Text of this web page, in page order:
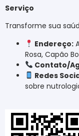
Serviço
Transforme sua
Endereço:
Rosa, Capão
Contato/
Redes
sobre